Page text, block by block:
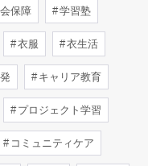
保障 学習塾
衣服 衣生活
キャリア教育
プロジェクト学習
コミュニティケア